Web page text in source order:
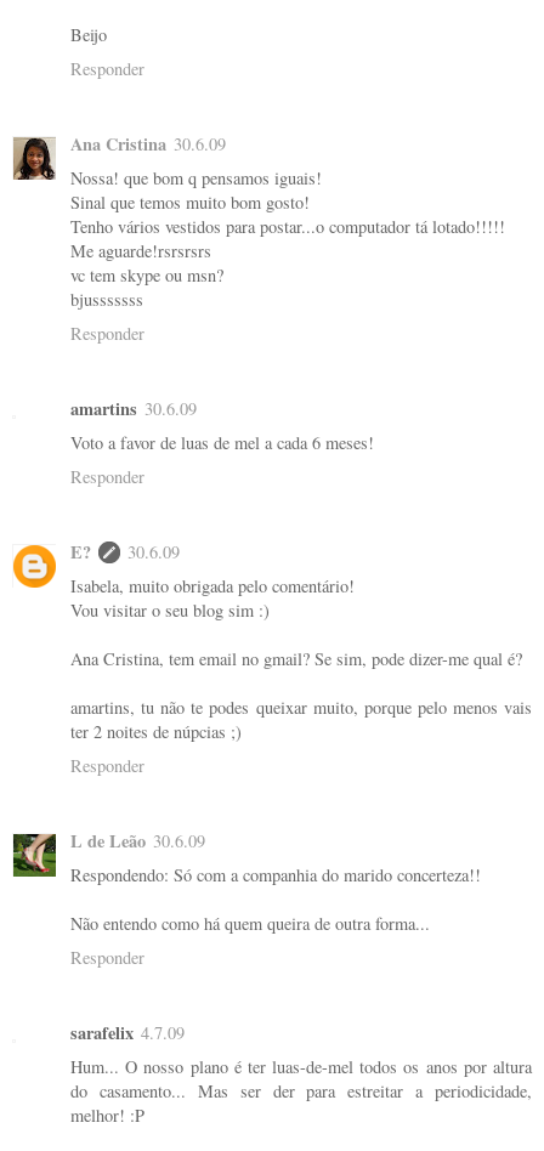
Beijo
Responder
Ana Cristina 30.6.09
Nossa! que bom q pensamos iguais!
Sinal que temos muito bom gosto!
Tenho vários vestidos para postar...o computador tá lotado!!!!!
Me aguarde!rsrsrsrs
vc tem skype ou msn?
bjusssssss
Responder
amartins 30.6.09
Voto a favor de luas de mel a cada 6 meses!
Responder
E?
30.6.09
Isabela, muito obrigada pelo comentário!
Vou visitar o seu blog sim :)
Ana Cristina, tem email no gmail? Se sim, pode dizer-me qual é?
amartins, tu não te podes queixar muito, porque pelo menos vais
ter 2 noites de núpcias ;)
Responder
L de Leão 30.6.09
Respondendo: Só com a companhia do marido concerteza!!
Não entendo como há quem queira de outra forma...
Responder
sarafelix 4.7.09
Hum... O nosso plano é ter luas-de-mel todos os anos por altura
do casamento... Mas ser der para estreitar a periodicidade,
melhor! :P